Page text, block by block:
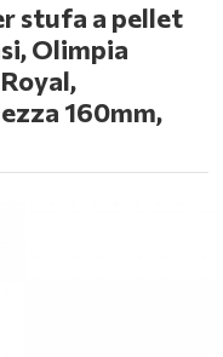
stufa a pellet
Olimpia
160mm,